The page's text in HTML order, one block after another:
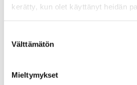
kerätty, kun olet käyttänyt heidän
valinta
Välttämätön
Mieltymykset
Suojausluokka